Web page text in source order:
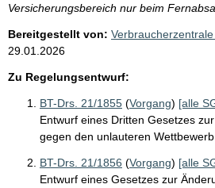
Versicherungsbereich nur beim
Bereitgestellt von:
29.01.2026
Zu Regelungsentwurf:
BT-Drs. 21/1855 (Vorgang) [alle
Entwurf eines Dritten Gesetzes
gegen den unlauteren Wettbewerb
BT-Drs. 21/1856 (Vorgang) [alle
Entwurf eines Gesetzes zur